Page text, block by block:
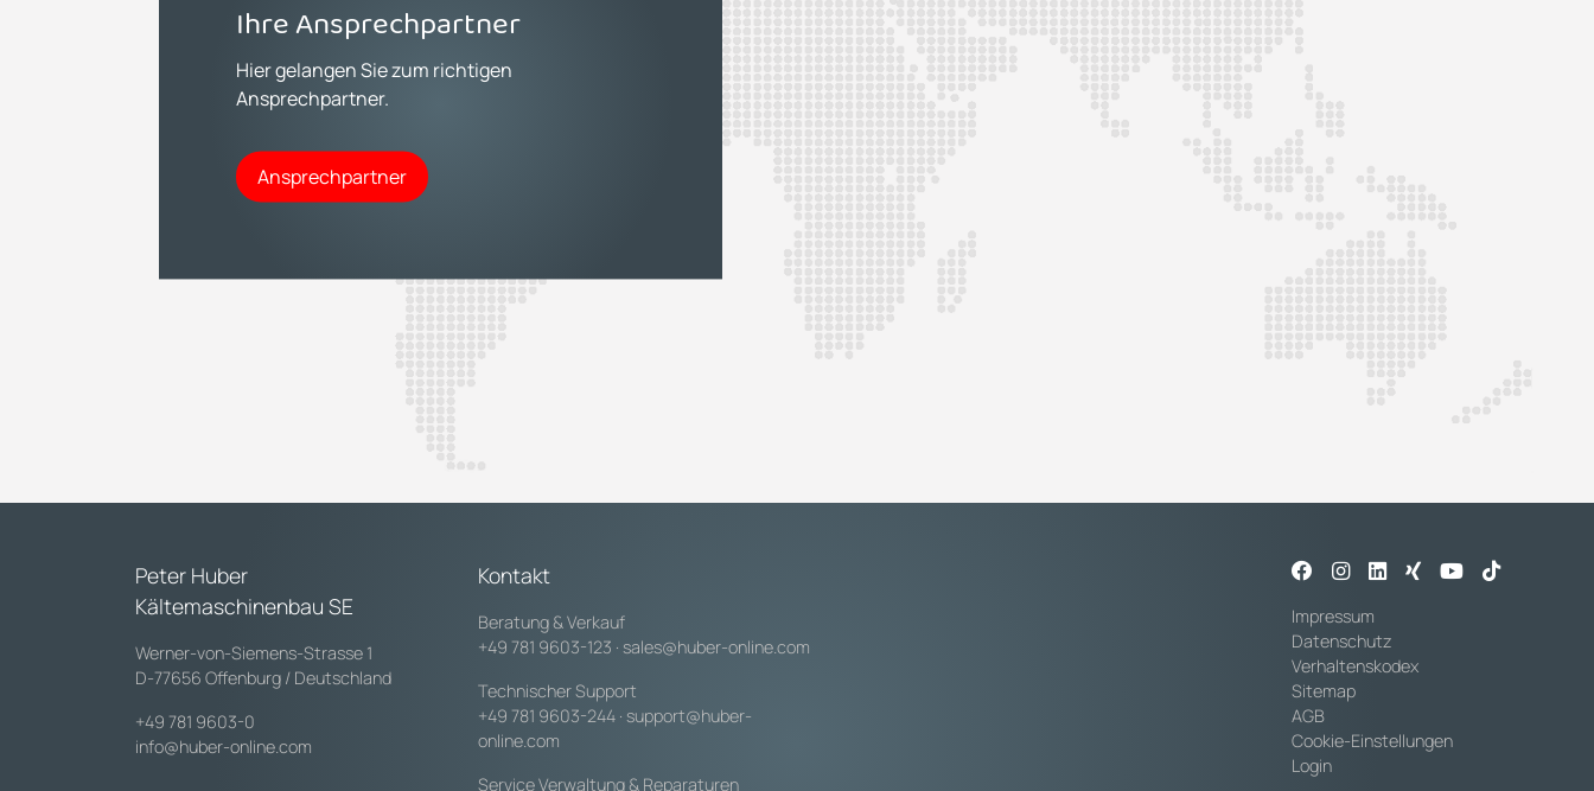
Ihre Ansprechpartner
Hier gelangen Sie zum richtigen
Ansprechpartner.
Ansprechpartner
Peter Huber
Kältemaschinenbau SE
Werner-von-Siemens-Strasse 1
D-77656 Offenburg / Deutschland
+49 781 9603-0
info@huber-online.com
Kontakt
Beratung & Verkauf
+49 781 9603-123 · sales@huber-online.com
Technischer Support
+49 781 9603-244 · support@huber-
online.com
Service Verwaltung & Reparaturen
Impressum
Datenschutz
Verhaltenskodex
Sitemap
AGB
Cookie-Einstellungen
Login